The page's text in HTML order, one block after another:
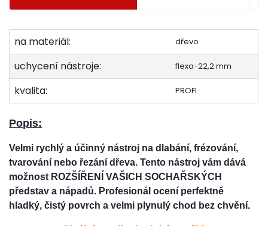
na materiál: dřevo
uchycení nástroje: flexa-22,2 mm
kvalita: PROFI
Popis:
Velmi rychlý a účinný nástroj na dlabání, frézování,
tvarování nebo řezání dřeva. Tento nástroj vám dává
možnost ROZŠÍŘENÍ VAŠICH SOCHAŘSKÝCH
představ a nápadů. Profesionál ocení perfektně
hladký, čistý povrch a velmi plynulý chod bez chvění.